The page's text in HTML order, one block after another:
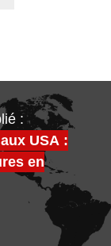
:
USA :
en